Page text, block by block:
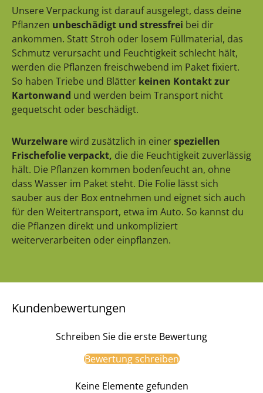
Unsere Verpackung ist darauf ausgelegt, dass deine
Pflanzen unbeschädigt und stressfrei bei dir
ankommen. Statt Stroh oder losem Füllmaterial, das
Schmutz verursacht und Feuchtigkeit schlecht hält,
werden die Pflanzen freischwebend im Paket fixiert.
So haben Triebe und Blätter keinen Kontakt zur
Kartonwand und werden beim Transport nicht
gequetscht oder beschädigt.
Wurzelwarewird zusätzlich in einerspeziellen
Frischefolie verpackt, die die Feuchtigkeit zuverlässig
hält. Die Pflanzen kommen bodenfeucht an, ohne
dass Wasser im Paket steht. Die Folie lässt sich
sauber aus der Box entnehmen und eignet sich auch
für den Weitertransport, etwa im Auto. So kannst du
die Pflanzen direkt und unkompliziert
weiterverarbeiten oder einpflanzen.
Kundenbewertungen
Schreiben Sie die erste Bewertung
Bewertung schreiben
Keine Elemente gefunden